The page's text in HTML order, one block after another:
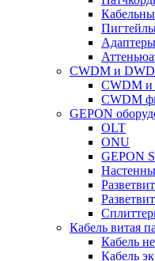
CWDM и
CWDM и
CWDM
GEPON
OLT
ONU
GEPON
Кабель витая
Кабель
Кабель